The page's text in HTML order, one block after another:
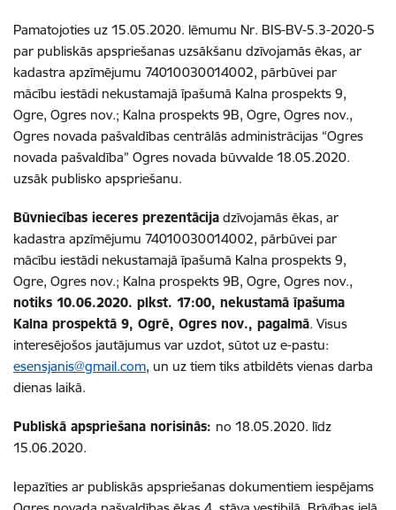
Pamatojoties uz 15.05.2020. lēmumu Nr. BIS-BV-5.3-2020-5
par publiskās apspriešanas uzsākšanu dzīvojamās ēkas, ar
kadastra apzīmējumu 74010030014002, pārbūvei par
mācību iestādi nekustamajā īpašumā Kalna prospekts 9,
Ogre, Ogres nov.; Kalna prospekts 9B, Ogre, Ogres nov.,
Ogres novada pašvaldības centrālās administrācijas “Ogres
novada pašvaldība” Ogres novada būvvalde 18.05.2020.
uzsāk publisko apspriešanu.
Būvniecības ieceres prezentācija dzīvojamās ēkas, ar
kadastra apzīmējumu 74010030014002, pārbūvei par
mācību iestādi nekustamajā īpašumā Kalna prospekts 9,
Ogre, Ogres nov.; Kalna prospekts 9B, Ogre, Ogres nov.,
notiks 10.06.2020. plkst. 17:00, nekustamā īpašuma
Kalna prospektā 9, Ogrē, Ogres nov., pagalmā. Visus
interesējošos jautājumus var uzdot, sūtot uz e-pastu:
esensjanis@gmail.com, un uz tiem tiks atbildēts vienas darba
dienas laikā.
Publiskā apspriešana norisinās: no 18.05.2020. līdz
15.06.2020.
Iepazīties ar publiskās apspriešanas dokumentiem iespējams